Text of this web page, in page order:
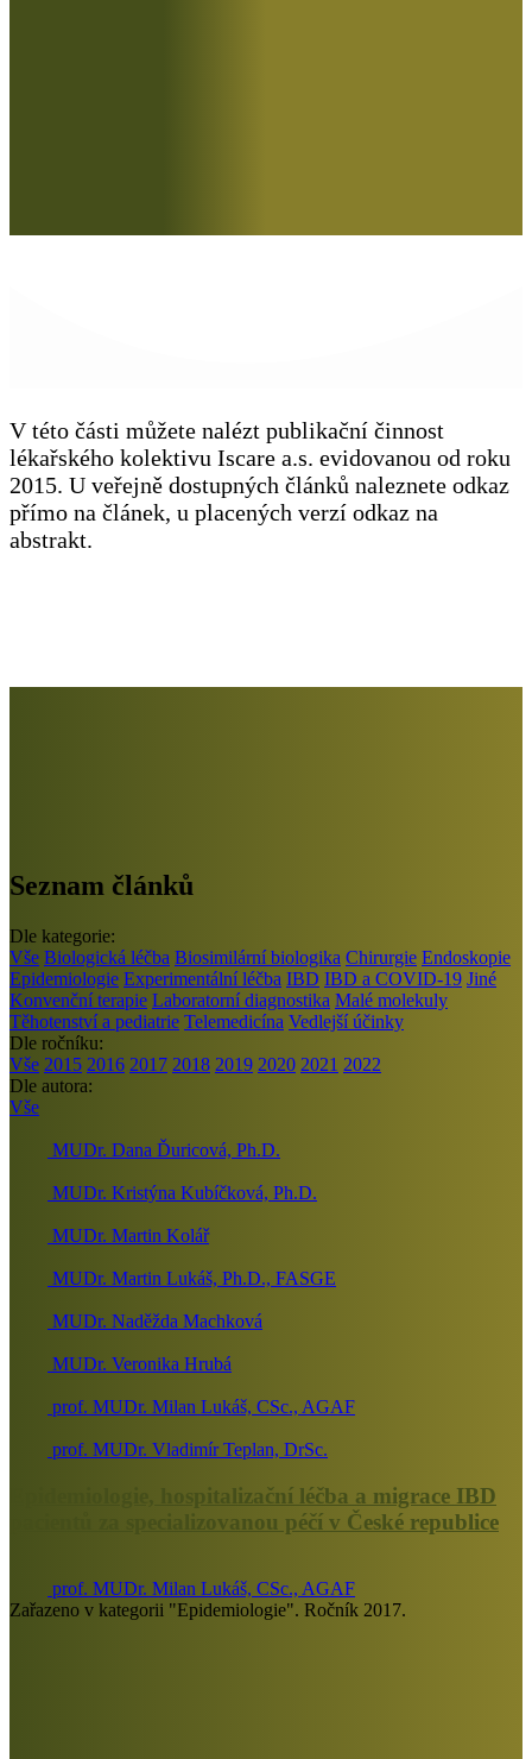
V této části můžete nalézt publikační činnost
lékařského kolektivu Iscare a.s. evidovanou od roku
2015. U veřejně dostupných článků naleznete odkaz
přímo na článek, u placených verzí odkaz na
abstrakt.
Seznam článků
Dle kategorie:
Vše Biologická léčba Biosimilární biologika Chirurgie Endoskopie
Epidemiologie Experimentální léčba IBD IBD a COVID-19 Jiné
Konvenční terapie Laboratorní diagnostika Malé molekuly
Těhotenství a pediatrie Telemedicína Vedlejší účinky
Dle ročníku:
Vše 2015 2016 2017 2018 2019 2020 2021 2022
Dle autora:
Vše
MUDr. Dana Ďuricová, Ph.D.
MUDr. Kristýna Kubíčková, Ph.D.
MUDr. Martin Kolář
MUDr. Martin Lukáš, Ph.D., FASGE
MUDr. Naděžda Machková
MUDr. Veronika Hrubá
prof. MUDr. Milan Lukáš, CSc., AGAF
prof. MUDr. Vladimír Teplan, DrSc.
Epidemiologie, hospitalizační léčba a migrace IBD
pacientů za specializovanou péčí v České republice
prof. MUDr. Milan Lukáš, CSc., AGAF
Zařazeno v kategorii "Epidemiologie". Ročník 2017.